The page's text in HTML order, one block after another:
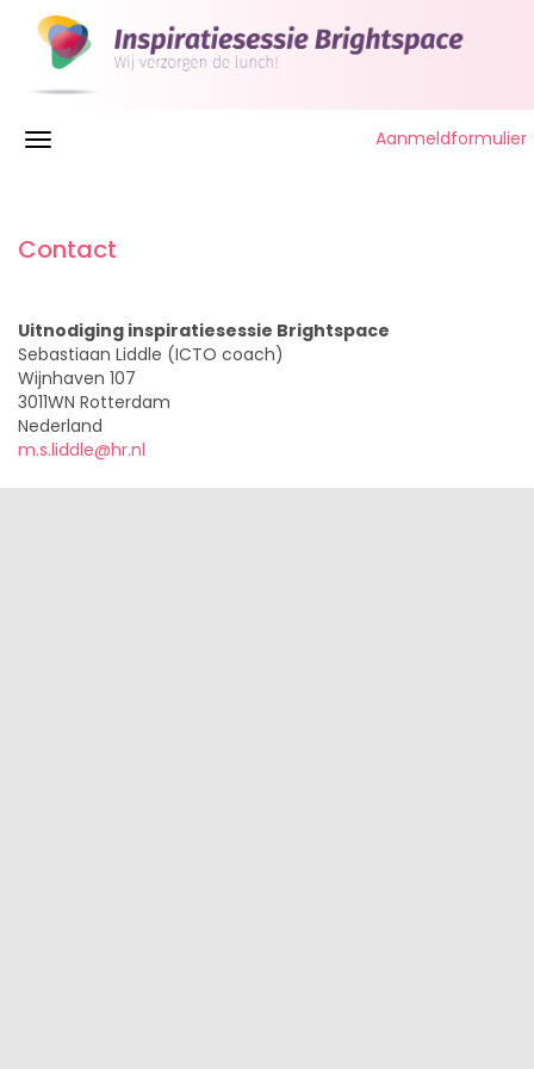
Aanmeldformulier
Contact
Uitnodiging inspiratiesessie Brightspace
Sebastiaan Liddle (ICTO coach)
Wijnhaven 107
3011WN Rotterdam
Nederland
m.s.liddle@hr.nl